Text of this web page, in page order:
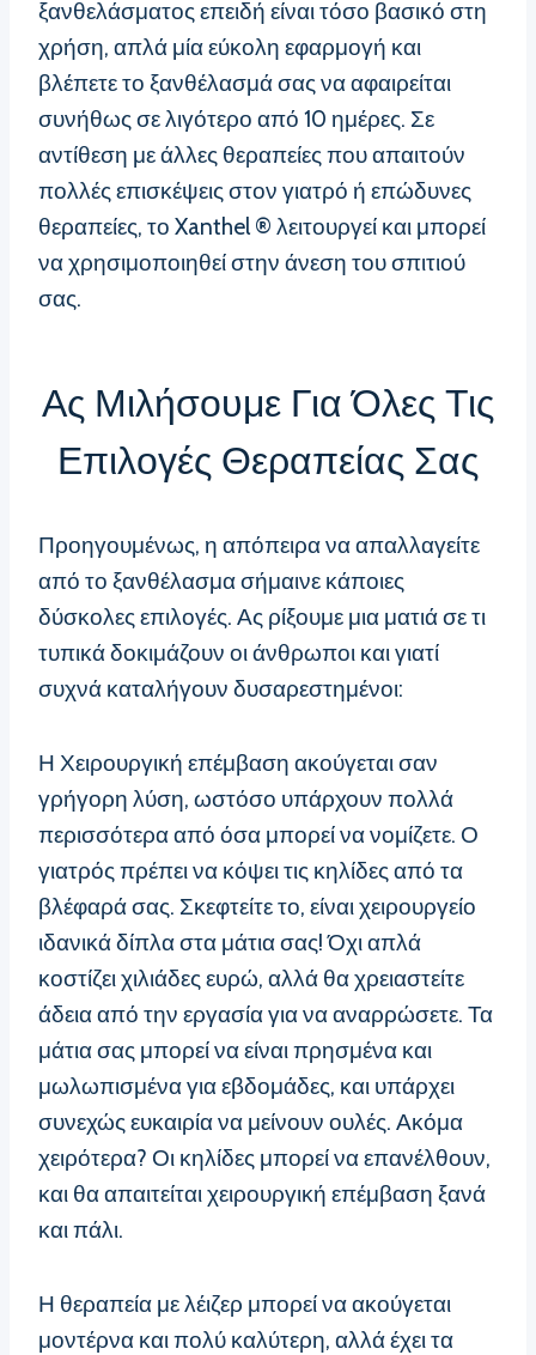
ξανθελάσματος επειδή είναι τόσο βασικό στη
χρήση, απλά μία εύκολη εφαρμογή και
βλέπετε το ξανθέλασμά σας να αφαιρείται
συνήθως σε λιγότερο από 10 ημέρες. Σε
αντίθεση με άλλες θεραπείες που απαιτούν
πολλές επισκέψεις στον γιατρό ή επώδυνες
θεραπείες, το Xanthel ® λειτουργεί και μπορεί
να χρησιμοποιηθεί στην άνεση του σπιτιού
σας.
Ας Μιλήσουμε Για Όλες Τις
Επιλογές Θεραπείας Σας
Προηγουμένως, η απόπειρα να απαλλαγείτε
από το ξανθέλασμα σήμαινε κάποιες
δύσκολες επιλογές. Ας ρίξουμε μια ματιά σε τι
τυπικά δοκιμάζουν οι άνθρωποι και γιατί
συχνά καταλήγουν δυσαρεστημένοι:
Η Χειρουργική επέμβαση ακούγεται σαν
γρήγορη λύση, ωστόσο υπάρχουν πολλά
περισσότερα από όσα μπορεί να νομίζετε. Ο
γιατρός πρέπει να κόψει τις κηλίδες από τα
βλέφαρά σας. Σκεφτείτε το, είναι χειρουργείο
ιδανικά δίπλα στα μάτια σας! Όχι απλά
κοστίζει χιλιάδες ευρώ, αλλά θα χρειαστείτε
άδεια από την εργασία για να αναρρώσετε. Τα
μάτια σας μπορεί να είναι πρησμένα και
μωλωπισμένα για εβδομάδες, και υπάρχει
συνεχώς ευκαιρία να μείνουν ουλές. Ακόμα
χειρότερα? Οι κηλίδες μπορεί να επανέλθουν,
και θα απαιτείται χειρουργική επέμβαση ξανά
και πάλι.
Η θεραπεία με λέιζερ μπορεί να ακούγεται
μοντέρνα και πολύ καλύτερη, αλλά έχει τα